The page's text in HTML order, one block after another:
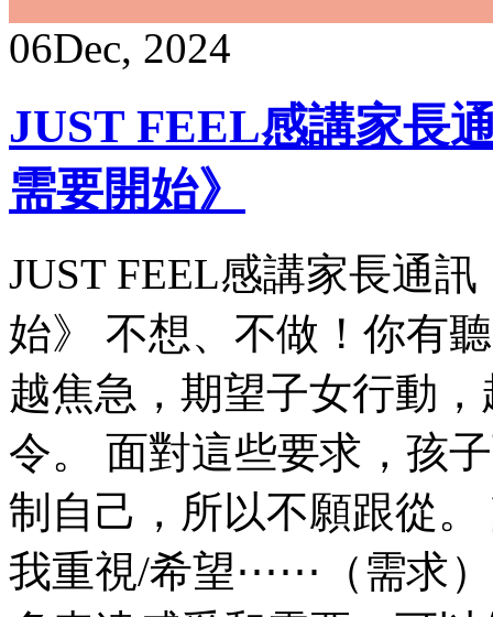
06Dec, 2024
JUST FEEL感講家長
需要開始》
JUST FEEL感講家長通
始》 不想、不做！你有
越焦急，期望子女行動
令。 面對這些要求，孩
制自己，所以不願跟從
我重視/希望⋯⋯（需求